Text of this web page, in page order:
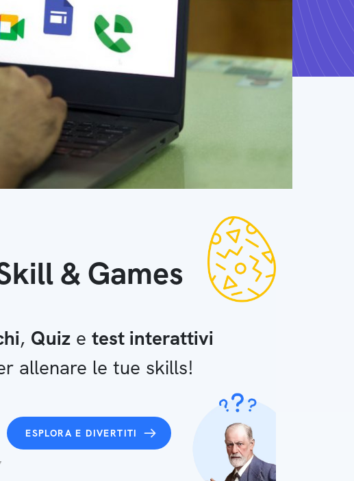
& Games
, Quiz e test interattivi
allenare le tue skills!
ESPLORA E DIVERTITI